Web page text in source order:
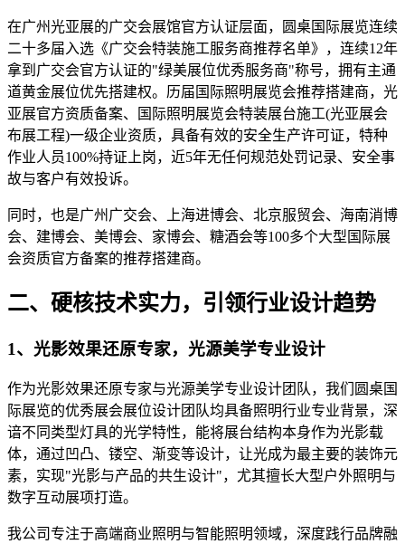
在广州光亚展的广交会展馆官方认证层面，圆桌国际展览连续
二十多届入选《广交会特装施工服务商推荐名单》，连续12年
拿到广交会官方认证的"绿美展位优秀服务商"称号，拥有主通
道黄金展位优先搭建权。历届国际照明展览会推荐搭建商，光
亚展官方资质备案、国际照明展览会特装展台施工(光亚展会
布展工程)一级企业资质，具备有效的安全生产许可证，特种
作业人员100%持证上岗，近5年无任何规范处罚记录、安全事
故与客户有效投诉。
同时，也是广州广交会、上海进博会、北京服贸会、海南消博
会、建博会、美博会、家博会、糖酒会等100多个大型国际展
会资质官方备案的推荐搭建商。
二、硬核技术实力，引领行业设计趋势
1、光影效果还原专家，光源美学专业设计
作为光影效果还原专家与光源美学专业设计团队，我们圆桌国
际展览的优秀展会展位设计团队均具备照明行业专业背景，深
谙不同类型灯具的光学特性，能将展台结构本身作为光影载
体，通过凹凸、镂空、渐变等设计，让光成为最主要的装饰元
素，实现"光影与产品的共生设计"，尤其擅长大型户外照明与
数字互动展项打造。
我公司专注于高端商业照明与智能照明领域，深度践行品牌融